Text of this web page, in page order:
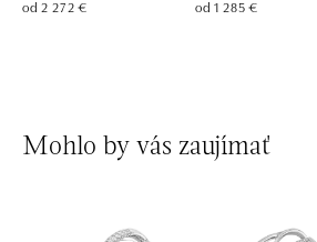
od 2 272 € od 1 285 €
Mohlo by vás zaujímať